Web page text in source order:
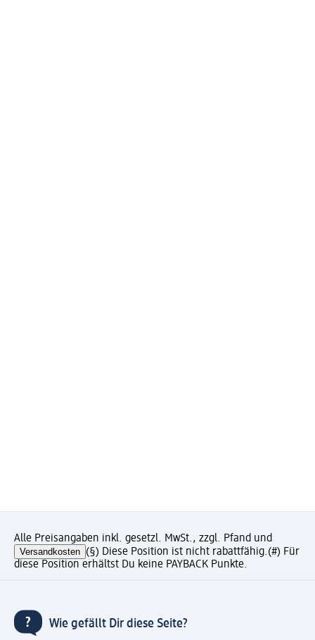
Alle Preisangaben inkl. gesetzl. MwSt., zzgl. Pfand und
Versandkosten (§) Diese Position ist nicht rabattfähig.(#) Für
diese Position erhältst Du keine PAYBACK Punkte.
Wie gefällt Dir diese Seite?